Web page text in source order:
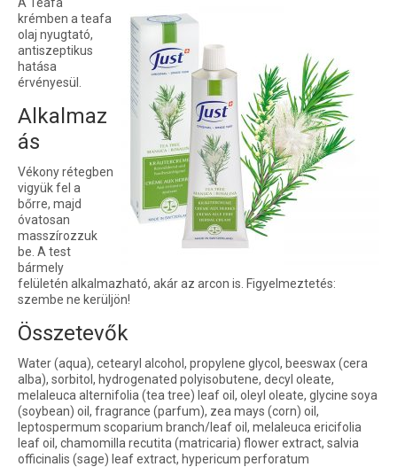
krémben a teafa
olaj nyugtató,
antiszeptikus
hatása
érvényesül.
Alkalmaz
ás
Vékony rétegben
vigyük fel a
bőrre, majd
óvatosan
masszírozzuk
be. A test
bármely
felületén alkalmazható, akár az arcon is. Figyelmeztetés:
szembe ne kerüljön!
Összetevők
Water (aqua), cetearyl alcohol, propylene glycol, beeswax (cera
alba), sorbitol, hydrogenated polyisobutene, decyl oleate,
melaleuca alternifolia (tea tree) leaf oil, oleyl oleate, glycine soya
(soybean) oil, fragrance (parfum), zea mays (corn) oil,
leptospermum scoparium branch/leaf oil, melaleuca ericifolia
leaf oil, chamomilla recutita (matricaria) flower extract, salvia
officinalis (sage) leaf extract, hypericum perforatum